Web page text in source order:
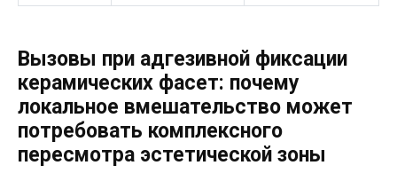
Вызовы при адгезивной фиксации
керамических фасет: почему
локальное вмешательство может
потребовать комплексного
пересмотра эстетической зоны